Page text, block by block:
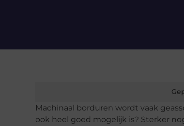
Machinaal borduren wordt vaak
ook heel goed mogelijk is? Sterker